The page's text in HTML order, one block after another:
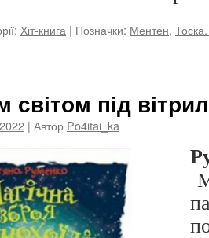
Хіт-книга | Позначки: Ментен,
під
| Автор Po4itai_ka